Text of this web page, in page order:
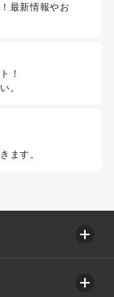
最新情報やお
！
。
ます。